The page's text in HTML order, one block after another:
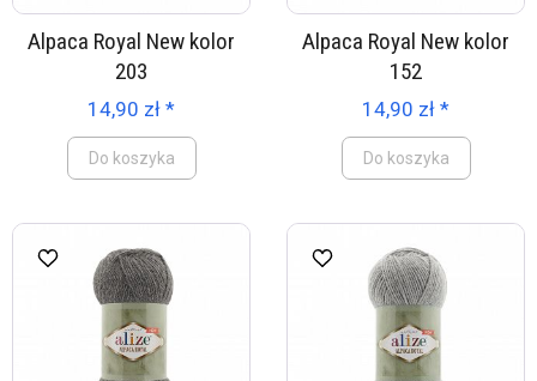
Alpaca Royal New kolor
203
14,90 zł *
Do koszyka
Alpaca Royal New kolor
152
14,90 zł *
Do koszyka